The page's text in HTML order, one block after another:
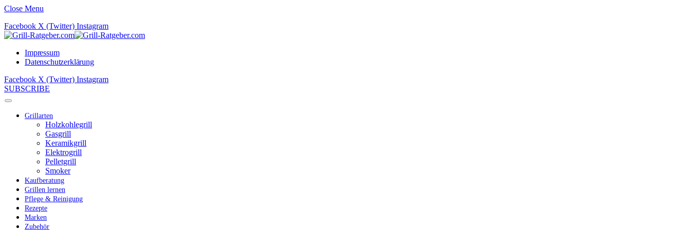
Close Menu
Facebook X (Twitter) Instagram
Impressum
Datenschutzerklärung
Facebook X (Twitter) Instagram
SUBSCRIBE
Grillarten
Holzkohlegrill
Gasgrill
Keramikgrill
Elektrogrill
Pelletgrill
Smoker
Kaufberatung
Grillen lernen
Pflege & Reinigung
Rezepte
Marken
Zubehör